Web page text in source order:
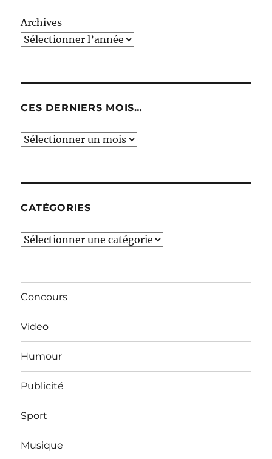
Archives
CES DERNIERS MOIS…
Ces
CATÉGORIES
Catégories
Concours
Video
Humour
Publicité
Sport
Musique